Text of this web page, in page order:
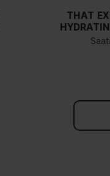
THAT